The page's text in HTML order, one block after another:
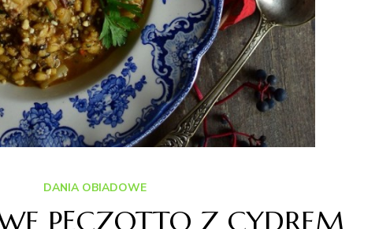
DANIA OBIADOWE
PĘCZOTTO Z CYDREM